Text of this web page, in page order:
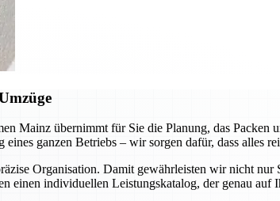
übernimmt für Sie die Planung, das Packen
ganzen Betriebs – wir sorgen dafür, dass alles
Organisation. Damit gewährleisten wir nicht nur
einen individuellen Leistungskatalog, der genau auf